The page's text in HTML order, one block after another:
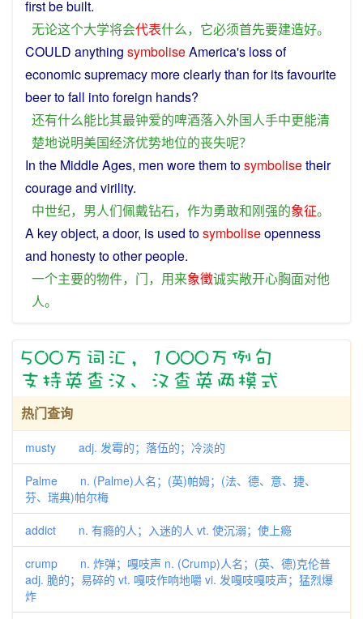
firstbebuilt.
无论这个大学将会代表什么， 它必须首先要建造好。
COULD anything symboliseAmerica's lossof
economicsupremacy moreclearlythan foritsfavourite
beerto fall intoforeign hands?
还有什么能比其最钟爱的啤酒落入外国人手中更能清
楚地说明美国经济优势地位的丧失呢？
In the Middle Ages, men worethem tosymbolisetheir
courageand virility.
中世纪， 男人们佩戴钻石， 作为勇敢和刚强的象征。
A keyobject, adoor, is used tosymboliseopenness
and honestytootherpeople.
一个主要的物件， 门， 用来象徵诚实敞开心胸面对他
人。
热门查询
musty adj. 发霉的；落伍的；冷淡的
Palme n. (Palme)人名；(英)帕姆；(法、德、意、捷、
芬、瑞典)帕尔梅
addict n. 有瘾的人；入迷的人 vt. 使沉溺；使上瘾
crump n. 炸弹；嘎吱声 n. (Crump)人名；(英、德)克伦普
adj. 脆的；易碎的 vt. 嘎吱作响地嚼 vi. 发嘎吱嘎吱声；猛烈爆
炸